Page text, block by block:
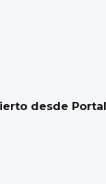
desde